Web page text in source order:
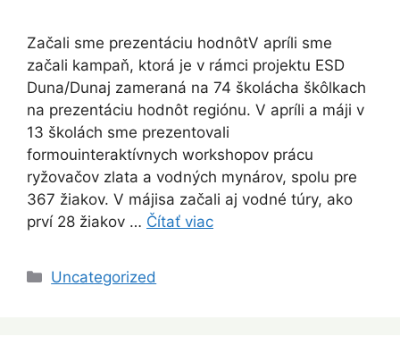
Začali sme prezentáciu hodnôtV apríli sme
začali kampaň, ktorá je v rámci projektu ESD
Duna/Dunaj zameraná na 74 školácha škôlkach
na prezentáciu hodnôt regiónu. V apríli a máji v
13 školách sme prezentovali
formouinteraktívnych workshopov prácu
ryžovačov zlata a vodných mynárov, spolu pre
367 žiakov. V májisa začali aj vodné túry, ako
prví 28 žiakov … Čítať viac
Kategórie
Uncategorized